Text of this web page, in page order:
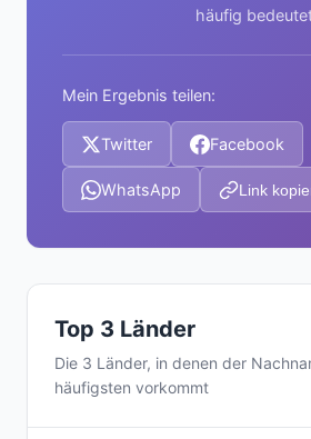
häufig
Mein Ergebnis teilen:
Twitter Facebook
WhatsApp Link
Top 3 Länder
Die 3 Länder, in denen der
häufigsten vorkommt